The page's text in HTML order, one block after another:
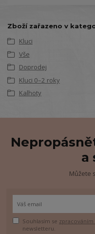
Zboží zařazeno v
Kluci
Vše
Doprodej
Kluci 0–2 roky
Kalhoty
a
Můžete
Souhlasím se
newsletteru.